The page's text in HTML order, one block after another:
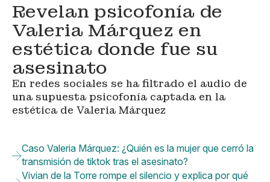
Revelan psicofonía de
Valeria Márquez en
estética donde fue su
asesinato
En redes sociales se ha filtrado el audio de
una supuesta psicofonía captada en la
estética de Valeria Márquez
Caso Valeria Márquez: ¿Quién es la mujer que cerró la
transmisión de tiktok tras el asesinato?
Vivian de la Torre rompe el silencio y explica por qué